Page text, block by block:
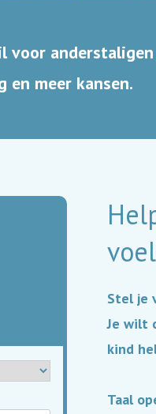
voor
en meer kansen.
Stel je
Je wilt
kind
Taal